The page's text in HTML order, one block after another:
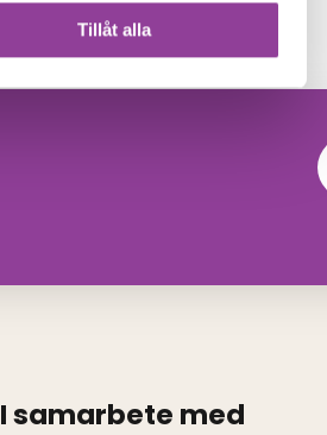
Tillåt alla
I samarbete med